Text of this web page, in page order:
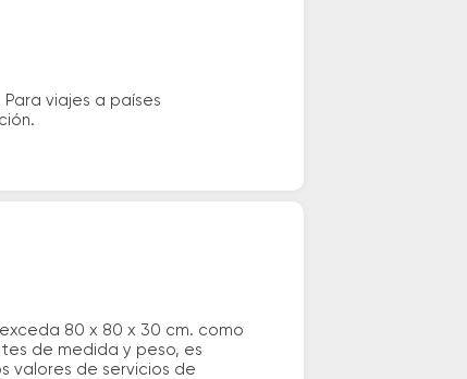
viajes a países
80 x 80 x 30 cm. como
de medida y peso, es
valores de servicios de